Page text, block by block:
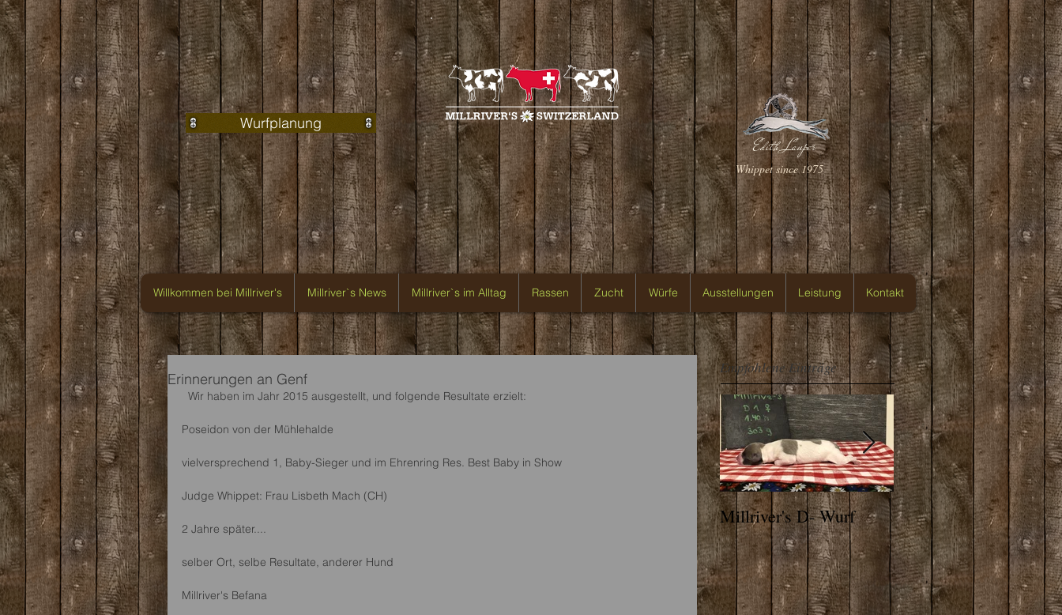
Wurfplanung
Edith Lauper
Whippet since 1975
Willkommen bei Millriver's Millriver`s News Millriver`s im Alltag Rassen Zucht Würfe Ausstellungen Leistung Kontakt
Erinnerungen an Genf
  Wir haben im Jahr 2015 ausgestellt, und folgende Resultate erzielt:
Poseidon von der Mühlehalde
vielversprechend 1, Baby-Sieger und im Ehrenring Res. Best Baby in Show
Judge Whippet: Frau Lisbeth Mach (CH)
2 Jahre später....
selber Ort, selbe Resultate, anderer Hund
Millriver's Befana
Empfohlene Einträge
Millriver's D- Wurf THE ALPS WHIPPET